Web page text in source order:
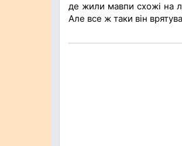
де жили мавпи схожі на
Але все ж таки він